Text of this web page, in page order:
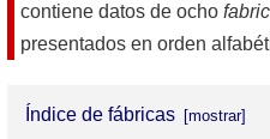
contiene datos de ocho
presentados en orden
Índice de fábricas